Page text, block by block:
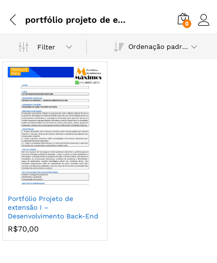
portfólio projeto de extensão desenvolvimento back end 0
Filter Ordenação padrão
Portfólio Projeto de
extensão I –
Desenvolvimento Back-End
R$70,00